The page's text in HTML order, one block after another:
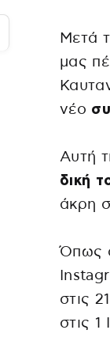
Μετά
μας
νέο
Αυτή
δική
άκρη
Όπως
στις
στις 1